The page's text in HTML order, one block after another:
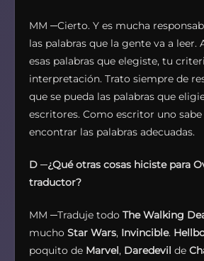
MM ─Cierto. Y es mucha
las palabras que la gente va a leer.
esas palabras que elegiste, tu
interpretación. Trato siempre de
que se pueda las palabras que
escritores. Como escritor uno
encontrar las palabras adecuadas.
D ─¿Qué otras cosas hiciste para
traductor?
MM ─Traduje todo The Walking
mucho Star Wars, Invincible.
poquito de Marvel, Daredevil de